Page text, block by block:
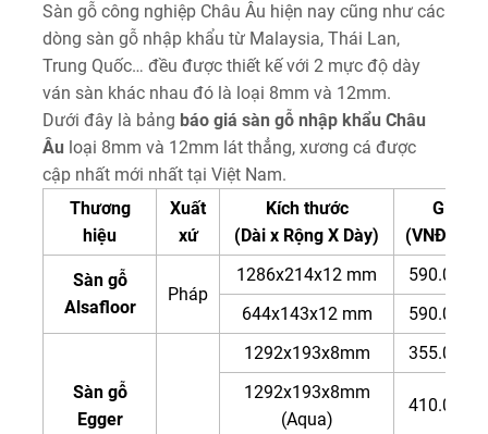
Sàn gỗ công nghiệp Châu Âu hiện nay cũng như các
dòng sàn gỗ nhập khẩu từ Malaysia, Thái Lan,
Trung Quốc… đều được thiết kế với 2 mực độ dày
ván sàn khác nhau đó là loại 8mm và 12mm.
Dưới đây là bảng báo giá sàn gỗ nhập khẩu Châu
Âu loại 8mm và 12mm lát thẳng, xương cá được
cập nhất mới nhất tại Việt Nam.
Thương
hiệu
Xuất
xứ
Kích thước
(Dài x Rộng X Dày)
Giá
(VNĐ/m2)
Sàn gỗ
Alsafloor
Pháp
1286x214x12 mm
590.000đ
644x143x12 mm
590.000đ
Sàn gỗ
Egger
1292x193x8mm
355.000đ
1292x193x8mm
(Aqua)
410.000đ